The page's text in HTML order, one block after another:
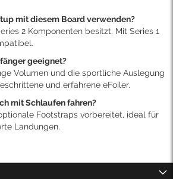
mit diesem Board verwenden?
2 Komponenten besitzt. Mit Series 1
geeignet?
Volumen und die sportliche Auslegung
und erfahrene eFoiler.
mit Schlaufen fahren?
Footstraps vorbereitet, ideal für
Landungen.